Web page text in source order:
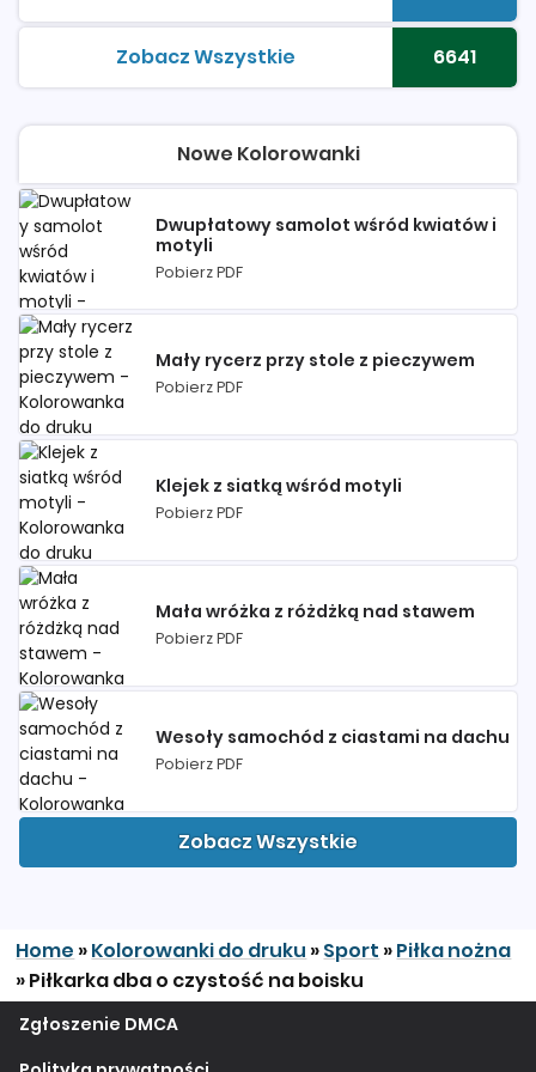
Zobacz Wszystkiekolorowanki do druku Liczba
6641
Nowe Kolorowanki
Dwupłatowy samolot wśród kwiatów i
motyli
Pobierz PDF
Mały rycerz przy stole z pieczywem
Pobierz PDF
Klejek z siatką wśród motyli
Pobierz PDF
Mała wróżka z różdżką nad stawem
Pobierz PDF
Wesoły samochód z ciastami na dachu
Pobierz PDF
Zobacz Wszystkie
Home »Kolorowanki do druku »Sport »Piłka nożna
»Piłkarka dba o czystość na boisku
Zgłoszenie DMCA